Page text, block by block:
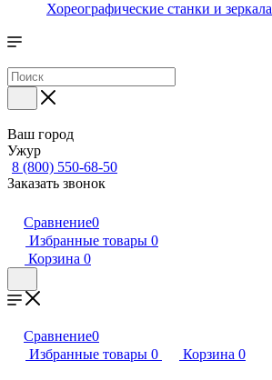
Хореографические станки и зеркала
Ваш город
Ужур
8 (800) 550-68-50
Заказать звонок
Сравнение0
Избранные товары 0
Корзина 0
Сравнение0
Избранные товары 0 Корзина 0